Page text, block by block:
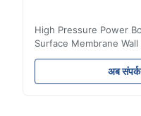
High Pressure Power
Surface Membrane
For Biomass Boiler
Water wall panels with
vertically on the inner
अब